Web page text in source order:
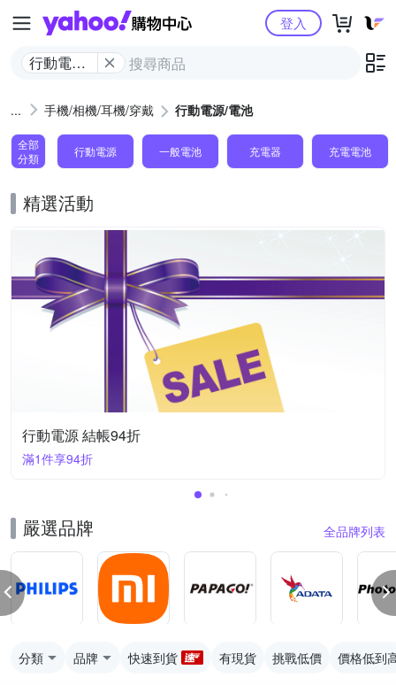
Yahoo購物中心
行動電源/
登入
手機/相機/耳機/穿戴 行動電源/電池
全部
分類
行動電源 一般電池 充電器 充電電池
精選活動
行動電源 結帳94折
滿1件享94折
嚴選品牌 全品牌列表
分類 品牌 快速到貨 有現貨 挑戰低價 價格低到